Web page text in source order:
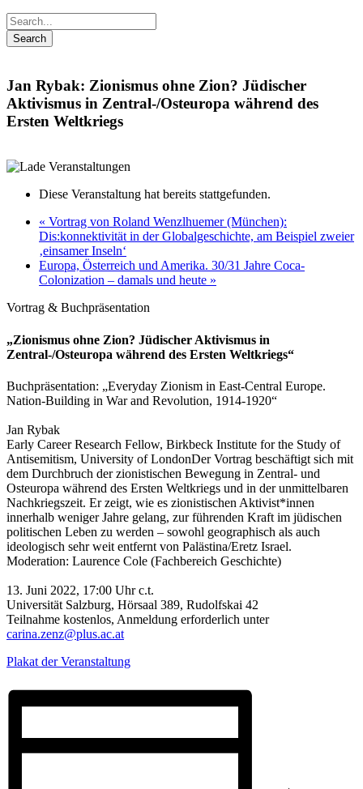
Jan Rybak: Zionismus ohne Zion? Jüdischer
Aktivismus in Zentral-/Osteuropa während des
Ersten Weltkriegs
Diese Veranstaltung hat bereits stattgefunden.
« Vortrag von Roland Wenzlhuemer (München):
Dis:konnektivität in der Globalgeschichte, am Beispiel zweier
‚einsamer Inseln‘
Europa, Österreich und Amerika. 30/31 Jahre Coca-
Colonization – damals und heute »
Vortrag & Buchpräsentation
„Zionismus ohne Zion? Jüdischer Aktivismus in
Zentral-/Osteuropa während des Ersten Weltkriegs“
Buchpräsentation: „Everyday Zionism in East-Central Europe.
Nation-Building in War and Revolution, 1914-1920“
Jan Rybak
Early Career Research Fellow, Birkbeck Institute for the Study of
Antisemitism, University of LondonDer Vortrag beschäftigt sich mit
dem Durchbruch der zionistischen Bewegung in Zentral- und
Osteuropa während des Ersten Weltkriegs und in der unmittelbaren
Nachkriegszeit. Er zeigt, wie es zionistischen Aktivist*innen
innerhalb weniger Jahre gelang, zur führenden Kraft im jüdischen
politischen Leben zu werden – sowohl geographisch als auch
ideologisch sehr weit entfernt von Palästina/Eretz Israel.
Moderation: Laurence Cole (Fachbereich Geschichte)
13. Juni 2022, 17:00 Uhr c.t.
Universität Salzburg, Hörsaal 389, Rudolfskai 42
Teilnahme kostenlos, Anmeldung erforderlich unter
carina.zenz@plus.ac.at
Plakat der Veranstaltung